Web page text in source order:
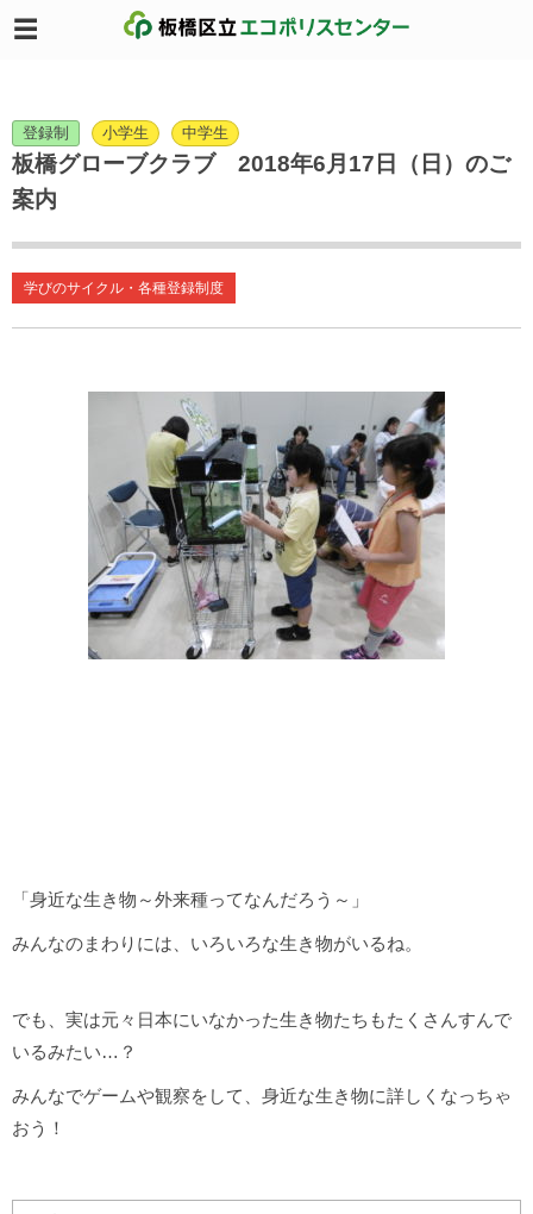
登録制 小学生 中学生
板橋グローブクラブ 2018年6月17日（日）のご
案内
学びのサイクル・各種登録制度
「身近な生き物～外来種ってなんだろう～」
みんなのまわりには、いろいろな生き物がいるね。
でも、実は元々日本にいなかった生き物たちもたくさんすんで
いるみたい…？
みんなでゲームや観察をして、身近な生き物に詳しくなっちゃ
おう！